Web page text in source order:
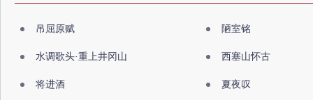
吊屈原赋 陋室铭
水调歌头·重上井冈山 西塞山怀古
将进酒 夏夜叹